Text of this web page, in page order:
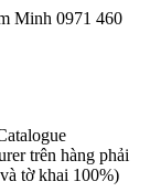
Minh 0971 460
trên hàng phải
tờ khai 100%)